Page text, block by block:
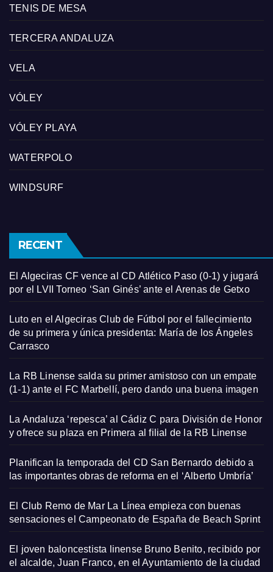
TENIS DE MESA
TERCERA ANDALUZA
VELA
VÓLEY
VÓLEY PLAYA
WATERPOLO
WINDSURF
RECENT
El Algeciras CF vence al CD Atlético Paso (0-1) y jugará
por el LVII Torneo ‘San Ginés’ ante el Arenas de Getxo
Luto en el Algeciras Club de Fútbol por el fallecimiento
de su primera y única presidenta: María de los Ángeles
Carrasco
La RB Linense salda su primer amistoso con un empate
(1-1) ante el FC Marbellí, pero dando una buena imagen
La Andaluza ‘repesca’ al Cádiz C para División de Honor
y ofrece su plaza en Primera al filial de la RB Linense
Planifican la temporada del CD San Bernardo debido a
las importantes obras de reforma en el ‘Alberto Umbría’
El Club Remo de Mar La Línea empieza con buenas
sensaciones el Campeonato de España de Beach Sprint
El joven baloncestista linense Bruno Benito, recibido por
el alcalde, Juan Franco, en el Ayuntamiento de la ciudad